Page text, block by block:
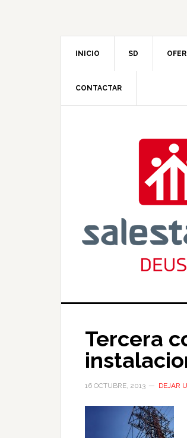
INICIO SD
CONTACTAR
Tercera
16 OCTUBRE, 2013 DEJAR